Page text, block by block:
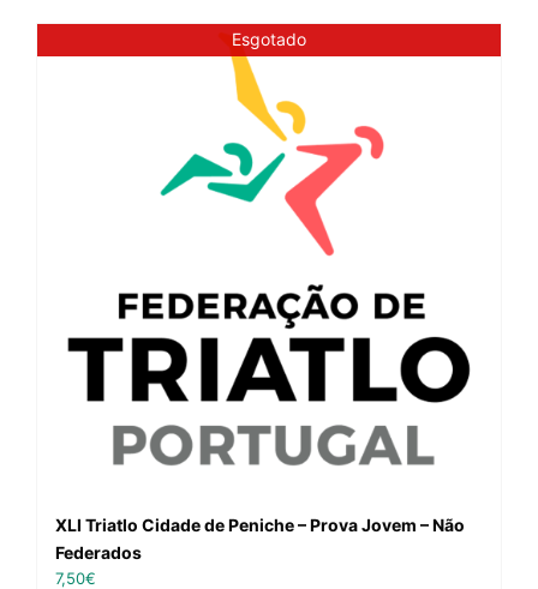
Esgotado
XLI Triatlo Cidade de Peniche – Prova Jovem – Não
Federados
7,50€